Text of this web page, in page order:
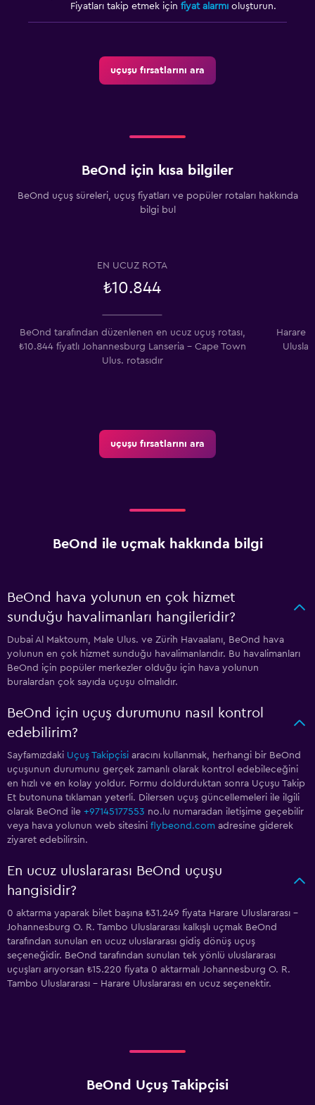
Fiyatları takip etmek için fiyat alarmı oluşturun.
uçuşu fırsatlarını ara
BeOnd için kısa bilgiler
BeOnd uçuş süreleri, uçuş fiyatları ve popüler rotaları hakkında
bilgi bul
EN UCUZ ROTA
₺10.844
BeOnd tarafından düzenlenen en ucuz uçuş rotası,
₺10.844 fiyatlı Johannesburg Lanseria - Cape Town
Ulus. rotasıdır
Harare
uçuşu fırsatlarını ara
BeOnd ile uçmak hakkında bilgi
BeOnd hava yolunun en çok hizmet
sunduğu havalimanları hangileridir?
Dubai Al Maktoum, Male Ulus. ve Zürih Havaalanı, BeOnd hava
yolunun en çok hizmet sunduğu havalimanlarıdır. Bu havalimanları
BeOnd için popüler merkezler olduğu için hava yolunun
buralardan çok sayıda uçuşu olmalıdır.
BeOnd için uçuş durumunu nasıl kontrol
edebilirim?
Sayfamızdaki Uçuş Takipçisi aracını kullanmak, herhangi bir BeOnd
uçuşunun durumunu gerçek zamanlı olarak kontrol edebileceğini
en hızlı ve en kolay yoldur. Formu doldurduktan sonra Uçuşu Takip
Et butonuna tıklaman yeterli. Dilersen uçuş güncellemeleri ile ilgili
olarak BeOnd ile +97145177553 no.lu numaradan iletişime geçebilir
veya hava yolunun web sitesini flybeond.com adresine giderek
ziyaret edebilirsin.
En ucuz uluslararası BeOnd uçuşu
hangisidir?
0 aktarma yaparak bilet başına ₺31.249 fiyata Harare Uluslararası -
Johannesburg O. R. Tambo Uluslararası kalkışlı uçmak BeOnd
tarafından sunulan en ucuz uluslararası gidiş dönüş uçuş
seçeneğidir. BeOnd tarafından sunulan tek yönlü uluslararası
uçuşları arıyorsan ₺15.220 fiyata 0 aktarmalı Johannesburg O. R.
Tambo Uluslararası - Harare Uluslararası en ucuz seçenektir.
BeOnd Uçuş Takipçisi